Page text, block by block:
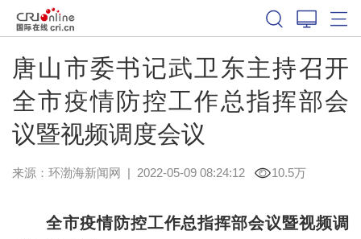
唐山市委书记武卫东主持召开
全市疫情防控工作总指挥部会
议暨视频调度会议
来源： 环渤海新闻网 | 2022-05-09 08:24:12 10.5万
全市疫情防控工作总指挥部会议暨视频调